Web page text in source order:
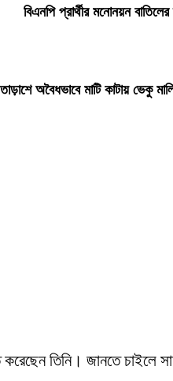
বিএনপি প্রার্থীর মনোনয়ন বাতিলের
তাড়াশে অবৈধভাবে মাটি কাটায় ভেকু
তিনি। জানতে চাইলে